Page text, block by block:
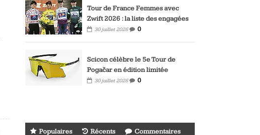
Tour de France Femmes avec
Zwift 2026 : la liste des engagées
30 juillet 2026 0
Scicon célèbre le 5e Tour de
Pogačar en édition limitée
30 juillet 2026 0
Populaires Récents Commentaires